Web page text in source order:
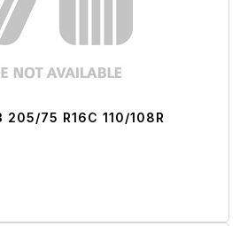
205/75 R16C 110/108R